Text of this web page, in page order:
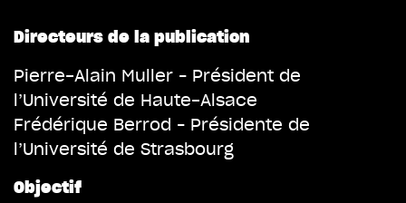
Directeurs de la publication
Pierre-Alain Muller – Président de
l’Université de Haute-Alsace
Frédérique Berrod – Présidente de
l’Université de Strasbourg
Objectif